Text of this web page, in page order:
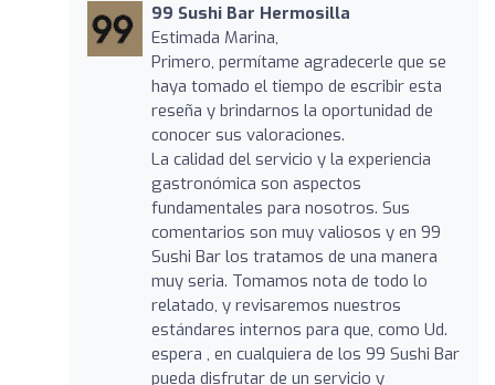
99 Sushi Bar Hermosilla
Estimada Marina,
Primero, permítame agradecerle que se
haya tomado el tiempo de escribir esta
reseña y brindarnos la oportunidad de
conocer sus valoraciones.
La calidad del servicio y la experiencia
gastronómica son aspectos
fundamentales para nosotros. Sus
comentarios son muy valiosos y en 99
Sushi Bar los tratamos de una manera
muy seria. Tomamos nota de todo lo
relatado, y revisaremos nuestros
estándares internos para que, como Ud.
espera , en cualquiera de los 99 Sushi Bar
pueda disfrutar de un servicio y